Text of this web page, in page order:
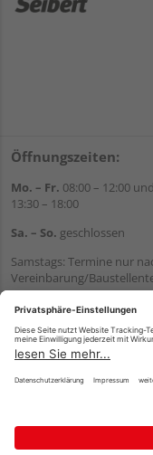
Öffnungszeiten:
Mo. – Fr. 08:00 – 12:00 und
13:30 – 18:00
Sa. – So. geschlossen
Samstags: Termine nur
Vereinbarung/
Wir helfen Ihnen
weiter
Tel.:+49 6062 956180
E-Mail:shop@holzland-
Impressum